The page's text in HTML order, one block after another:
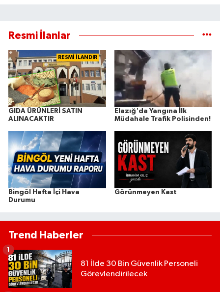
Resmi İlanlar
RESMİ İLANDIR
GIDA ÜRÜNLERİ SATIN
ALINACAKTIR
Elazığ'da Yangına İlk
Müdahale Trafik Polisinden!
Bingöl Hafta İçi Hava
Durumu
Görünmeyen Kast
Trend Haberler
81 İlde 30 Bin Güvenlik Personeli
Görevlendirilecek
1